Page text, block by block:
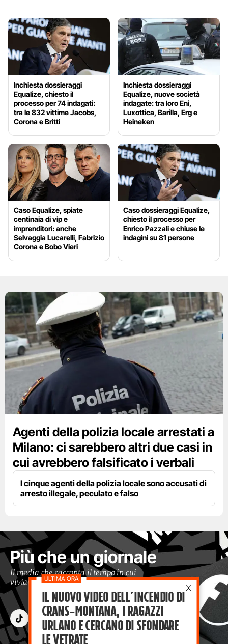
Inchiesta dossieraggi
Equalize, chiesto il
processo per 74 indagati:
tra le 832 vittime Jacobs,
Corona e Britti
Inchiesta dossieraggi
Equalize, nuove società
indagate: tra loro Eni,
Luxottica, Barilla, Erg e
Heineken
Caso Equalize, spiate
centinaia di vip e
imprenditori: anche
Selvaggia Lucarelli, Fabrizio
Corona e Bobo Vieri
Caso dossieraggi Equalize,
chiesto il processo per
Enrico Pazzali e chiuse le
indagini su 81 persone
Agenti della polizia locale arrestati a
Milano: ci sarebbero altri due casi in
cui avrebbero falsificato i verbali
I cinque agenti della polizia locale sono accusati di
arresto illegale, peculato e falso
Più che un giornale
Il media che racconta il tempo in cui
viviamo con occhi moderni
Il nuovo video dell’incendio di
Crans-Montana, i ragazzi
Urlano e cercano di sfondare
le vetrate